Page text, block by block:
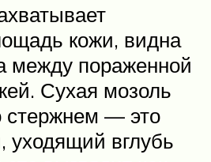
кожи, видна
между пораженной
Сухая мозоль
стержнем — это
уходящий вглубь